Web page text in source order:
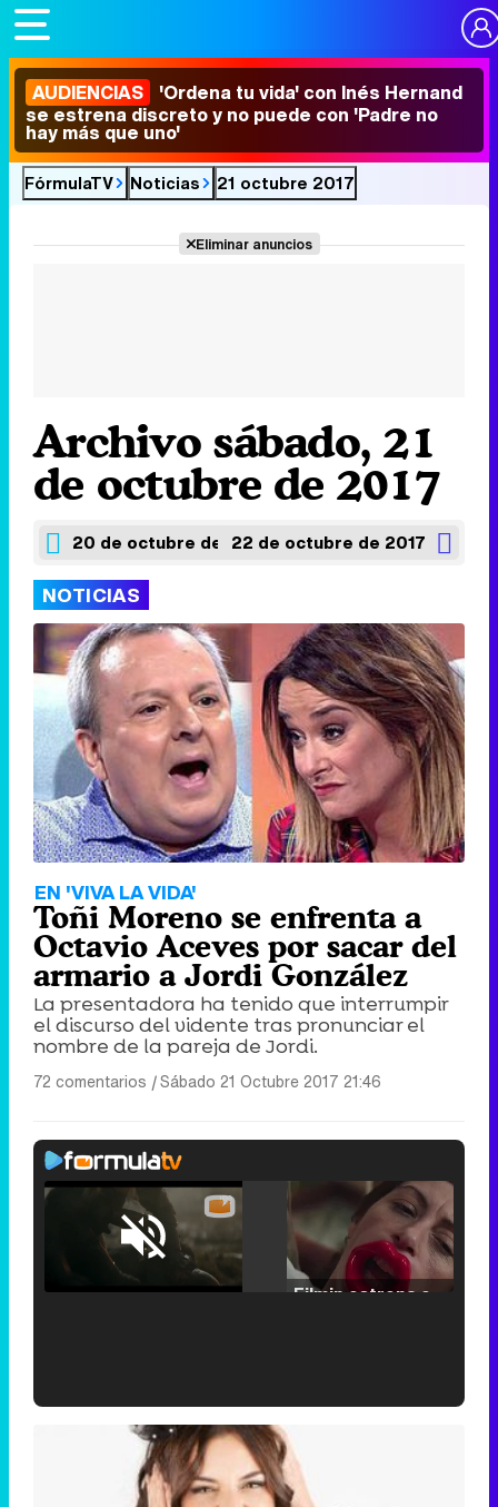
AUDIENCIAS 'Ordena tu vida' con Inés Hernand
se estrena discreto y no puede con 'Padre no
hay más que uno'
FórmulaTV Noticias 21 octubre 2017
Eliminar anuncios
Archivo sábado, 21
de octubre de 2017
20 de octubre de 201722 de octubre de 2017
NOTICIAS
EN 'VIVA LA VIDA'
Toñi Moreno se enfrenta a
Octavio Aceves por sacar del
armario a Jordi González
La presentadora ha tenido que interrumpir
el discurso del vidente tras pronunciar el
nombre de la pareja de Jordi.
72 comentarios |Sábado 21 Octubre 2017 21:46
Unmute /
Loaded:
25.30%